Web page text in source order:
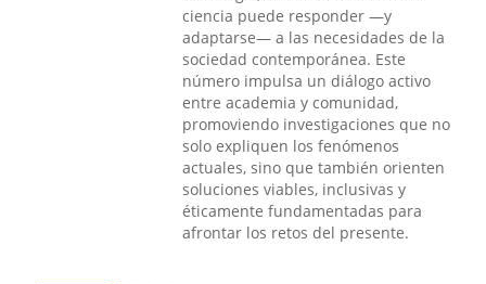
ciencia puede responder —y
adaptarse— a las necesidades de la
sociedad contemporánea. Este
número impulsa un diálogo activo
entre academia y comunidad,
promoviendo investigaciones que no
solo expliquen los fenómenos
actuales, sino que también orienten
soluciones viables, inclusivas y
éticamente fundamentadas para
afrontar los retos del presente.